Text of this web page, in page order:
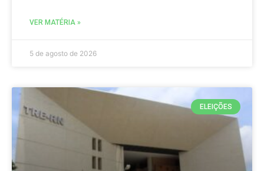
VER MATÉRIA »
5 de agosto de 2026
ELEIÇÕES